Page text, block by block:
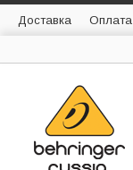
Доставка Оплата